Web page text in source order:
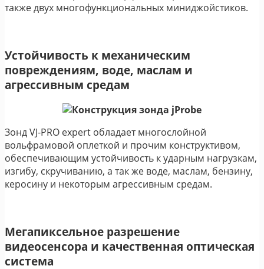
также двух многофункциональных миниджойстиков.
Устойчивость к механическим
повреждениям, воде, маслам и
агрессивным средам
Зонд VJ-PRO expert обладает многослойной
вольфрамовой оплеткой и прочим конструктивом,
обеспечивающим устойчивость к ударным нагрузкам,
изгибу, скручиванию, а так же воде, маслам, бензину,
керосину и некоторым агрессивным средам.
Мегапиксельное разрешение
видеосенсора и качественная оптическая
система